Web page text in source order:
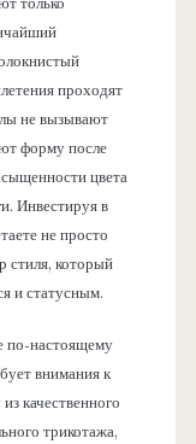
проходят
не вызывают
форму после
цвета
Инвестируя в
не просто
стиля, который
и статусным.
по-настоящему
внимания к
качественного
трикотажа,